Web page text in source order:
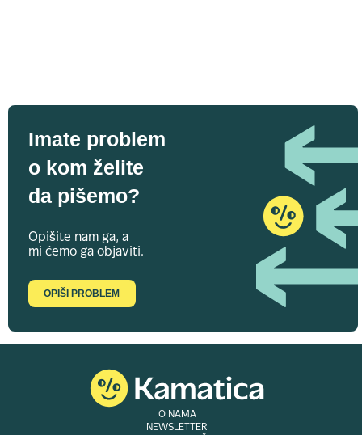
Imate problem
o kom želite
da pišemo?
Opišite nam ga, a
mi ćemo ga objaviti.
OPIŠI PROBLEM
O NAMA
NEWSLETTER